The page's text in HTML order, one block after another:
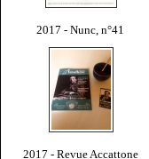
2017 - Nunc, n°41
2017 - Revue Accattone